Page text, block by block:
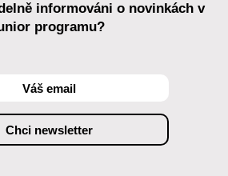
informováni o novinkách v
programu?